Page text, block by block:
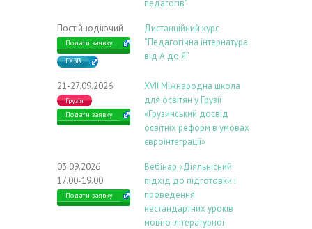
педагогів"
Постійнодіючий
Подати заявку
ГХЗВ
Дистанційний курс
“Педагогічна інтернатура
від А до Я”
21-27.09.2026
Грузія
Подати заявку
ХVIІ Міжнародна школа
для освітян у Грузії
«Грузинський досвід
освітніх реформ в умовах
євроінтеграції»
03.09.2026
17.00-19.00
Подати заявку
Вебінар «Діяльнісний
підхід до підготовки і
проведення
нестандартних уроків
мовно-літературної